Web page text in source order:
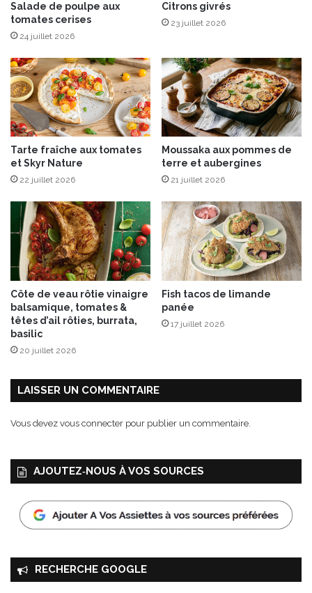
t
r
e
o
n
t
e
t
c
è
p
e
é
s
n
a
p
r
i
t
i
f
d
n
a
f
e
s
t
i
!
Salade de poulpe aux
tomates cerises
24 juillet 2026
Citrons givrés
23 juillet 2026
Tarte fraîche aux tomates
et Skyr Nature
22 juillet 2026
Moussaka aux pommes de
terre et aubergines
21 juillet 2026
Côte de veau rôtie vinaigre
balsamique, tomates &
têtes d’ail rôties, burrata,
basilic
20 juillet 2026
Fish tacos de limande
panée
17 juillet 2026
LAISSER UN COMMENTAIRE
Vous devez vous connecter pour publier un commentaire.
AJOUTEZ‑NOUS À VOS SOURCES
RECHERCHE GOOGLE